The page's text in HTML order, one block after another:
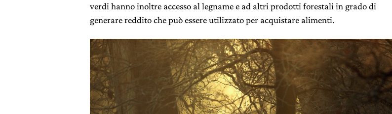
verdi hanno inoltre accesso al legname e ad altri prodotti forestali in grado di
generare reddito che può essere utilizzato per acquistare alimenti.